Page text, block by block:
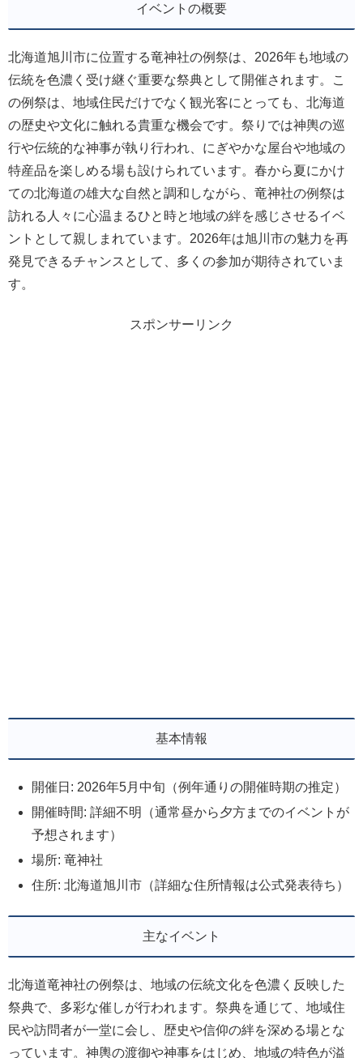
イベントの概要
北海道旭川市に位置する竜神社の例祭は、2026年も地域の
伝統を色濃く受け継ぐ重要な祭典として開催されます。こ
の例祭は、地域住民だけでなく観光客にとっても、北海道
の歴史や文化に触れる貴重な機会です。祭りでは神輿の巡
行や伝統的な神事が執り行われ、にぎやかな屋台や地域の
特産品を楽しめる場も設けられています。春から夏にかけ
ての北海道の雄大な自然と調和しながら、竜神社の例祭は
訪れる人々に心温まるひと時と地域の絆を感じさせるイベ
ントとして親しまれています。2026年は旭川市の魅力を再
発見できるチャンスとして、多くの参加が期待されていま
す。
スポンサーリンク
基本情報
開催日: 2026年5月中旬（例年通りの開催時期の推定）
開催時間: 詳細不明（通常昼から夕方までのイベントが
予想されます）
場所: 竜神社
住所: 北海道旭川市（詳細な住所情報は公式発表待ち）
主なイベント
北海道竜神社の例祭は、地域の伝統文化を色濃く反映した
祭典で、多彩な催しが行われます。祭典を通じて、地域住
民や訪問者が一堂に会し、歴史や信仰の絆を深める場とな
っています。神輿の渡御や神事をはじめ、地域の特色が溢